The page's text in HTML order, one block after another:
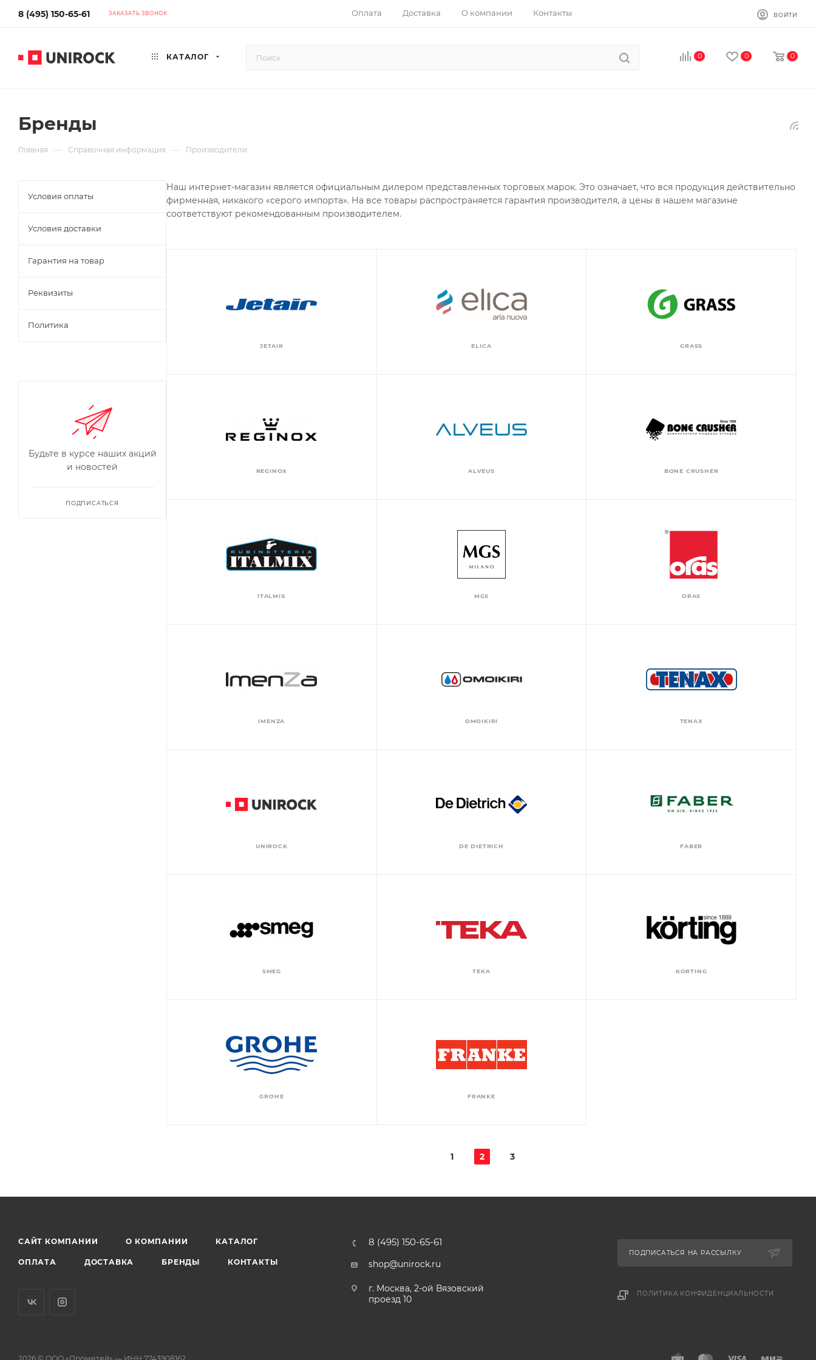
8 (495) 150-65-61 ЗАКАЗАТЬ ЗВОНОК Оплата Доставка О компании Контакты ВОЙТИ
КАТАЛОГ 0 0 0
Бренды
Главная — Справочная информация — Производители
Наш интернет-магазин является официальным дилером представленных торговых марок. Это означает, что вся продукция действительно
фирменная, никакого «серого импорта». На все товары распространяется гарантия производителя, а цены в нашем магазине
соответствуют рекомендованным производителем.
JETAIR ELICA GRASS
REGINOX ALVEUS BONE CRUSHER
ITALMIX MGS ORAS
IMENZA OMOIKIRI TENAX
UNIROCK DE DIETRICH FABER
SMEG TEKA KORTING
GROHE FRANKE
1 2 3
Условия оплаты
Условия доставки
Гарантия на товар
Реквизиты
Политика
Будьте в курсе наших акций
и новостей
ПОДПИСАТЬСЯ
САЙТ КОМПАНИИ О КОМПАНИИ КАТАЛОГ
ОПЛАТА ДОСТАВКА БРЕНДЫ КОНТАКТЫ
8 (495) 150-65-61
shop@unirock.ru
г. Москва, 2-ой Вязовский
проезд 10
ПОДПИСАТЬСЯ НА РАССЫЛКУ
ПОЛИТИКА КОНФИДЕНЦИАЛЬНОСТИ